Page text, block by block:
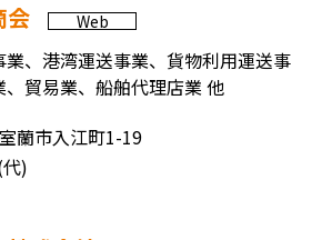
会 Web
、港湾運送事業、貨物利用運送事
貿易業、船舶代理店業 他
蘭市入江町1-19
)